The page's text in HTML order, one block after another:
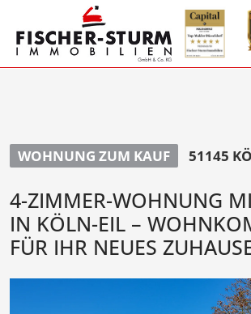
WOHNUNG ZUM KAUF 51145
4-ZIMMER-WOHNUNG
IN KÖLN-EIL –
FÜR IHR NEUES